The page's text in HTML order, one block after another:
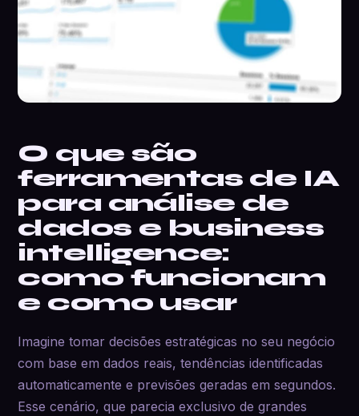
O que são
ferramentas de IA
para análise de
dados e business
intelligence:
como funcionam
e como usar
Imagine tomar decisões estratégicas no seu negócio
com base em dados reais, tendências identificadas
automaticamente e previsões geradas em segundos.
Esse cenário, que parecia exclusivo de grandes